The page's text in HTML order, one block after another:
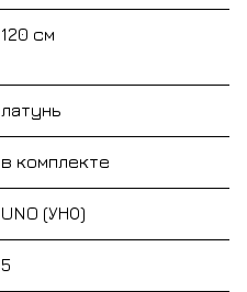
120 см
латунь
в комплекте
UNO (УНО)
5